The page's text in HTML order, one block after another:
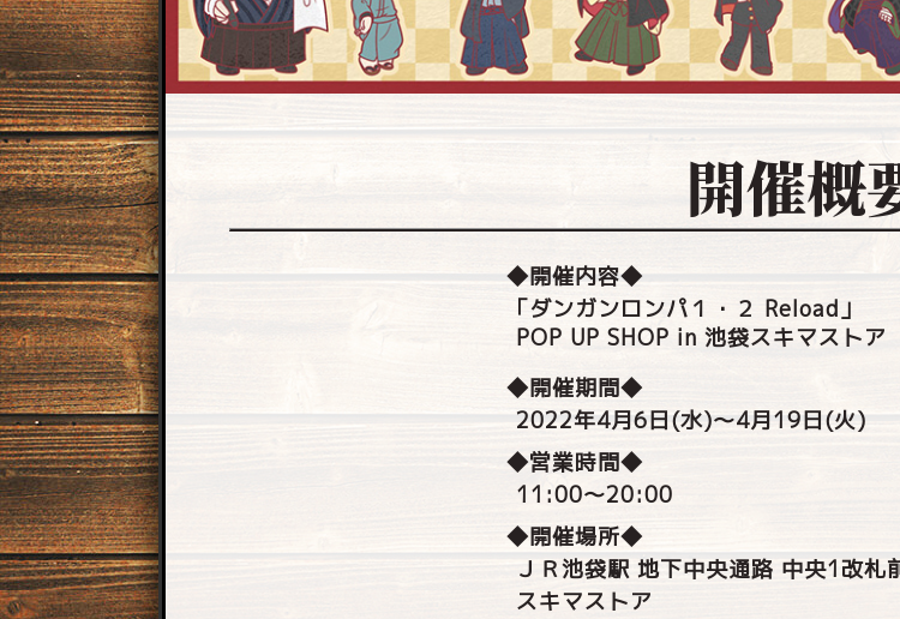
開催概
◆開催内容◆
「ダンガンロンパ１・２ Reload」
POP UP SHOP in 池袋スキマストア
◆開催期間◆
2022年4月6日(水)～4月19日(火)
◆営業時間◆
11:00～20:00
◆開催場所◆
ＪＲ池袋駅 地下中央通路 中央1改札
スキマストア